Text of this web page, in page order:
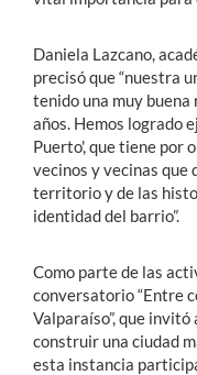
Daniela Lazcano,
precisó que “nuestra
tenido una muy
años. Hemos logrado
Puerto', que tiene por
vecinos y vecinas que
territorio y de las
identidad del barrio”.
Como parte de las
conversatorio “Entre
Valparaíso”, que
construir una ciudad
esta instancia